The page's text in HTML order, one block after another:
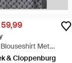
Met
- Grijs
& Cloppenburg